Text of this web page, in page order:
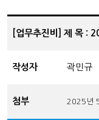
[업무추진비] 제 목 :
작성자 곽민규
첨부 2025년